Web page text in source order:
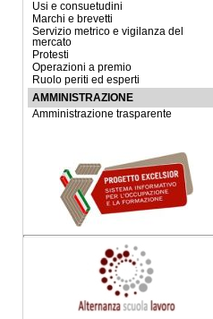
Usi e consuetudini
Marchi e brevetti
Servizio metrico e vigilanza del
mercato
Protesti
Operazioni a premio
Ruolo periti ed esperti
AMMINISTRAZIONE
Amministrazione trasparente